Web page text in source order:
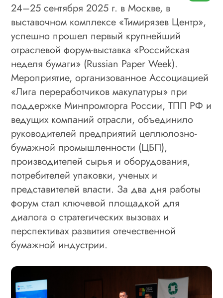
24–25 сентября 2025 г. в Москве, в
выставочном комплексе «Тимирязев Центр»,
успешно прошел первый крупнейший
отраслевой форум-выставка «Российская
неделя бумаги» (Russian Paper Week).
Мероприятие, организованное Ассоциацией
«Лига переработчиков макулатуры» при
поддержке Минпромторга России, ТПП РФ и
ведущих компаний отрасли, объединило
руководителей предприятий целлюлозно-
бумажной промышленности (ЦБП),
производителей сырья и оборудования,
потребителей упаковки, ученых и
представителей власти. За два дня работы
форум стал ключевой площадкой для
диалога о стратегических вызовах и
перспективах развития отечественной
бумажной индустрии.